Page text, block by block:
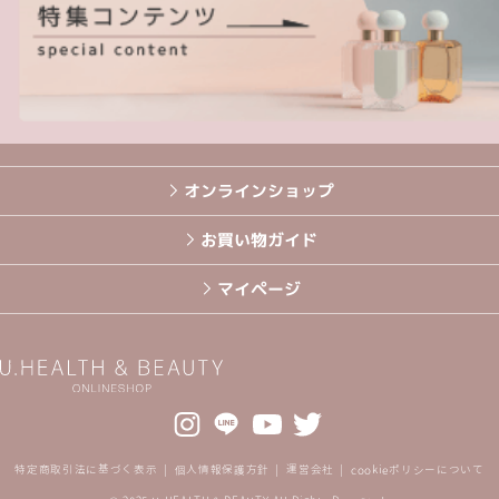
オンラインショップ
お買い物ガイド
マイページ
特定商取引法に基づく表示 個人情報保護方針 運営会社 cookieポリシーについて